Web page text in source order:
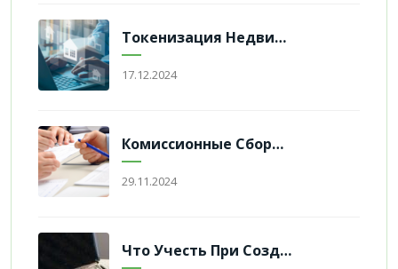
Токенизация Недвижимости
17.12.2024
Комиссионные Сборы В Инвестировании
29.11.2024
Что Учесть При Создании Инвестиционного Портфеля